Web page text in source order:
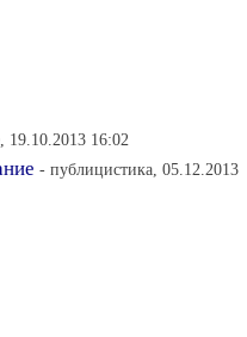
19.10.2013 16:02
- публицистика, 05.12.2013